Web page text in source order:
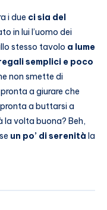
i due ci sia del
in lui l’uomo dei
stesso tavolo a lume
semplici e poco
non smette di
a giurare che
pronta a buttarsi a
volta buona? Beh,
un po’ di serenità la